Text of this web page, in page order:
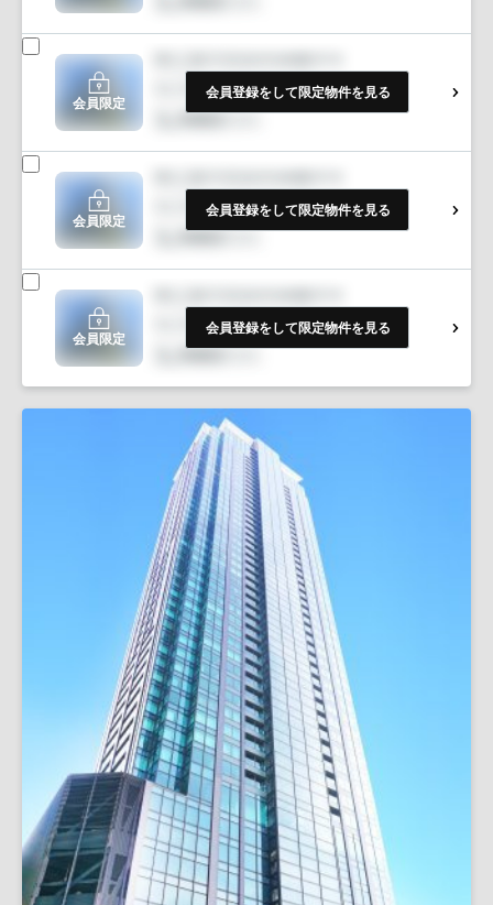
会員限定
会員登録をして限定物件を見る
会員限定
会員登録をして限定物件を見る
会員限定
会員登録をして限定物件を見る